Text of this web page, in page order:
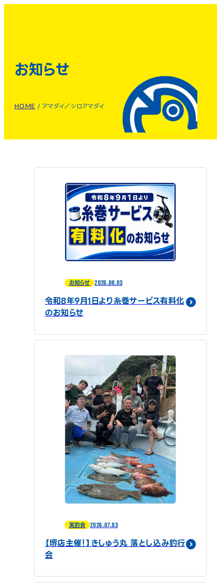
お知らせ
HOME / アマダイ／シロアマダイ
お知らせ 2026.08.03
令和8年9月1日より糸巻サービス有料化
のお知らせ
実釣会 2026.07.03
【堺店主催！】きしゅう丸 落とし込み釣行
会